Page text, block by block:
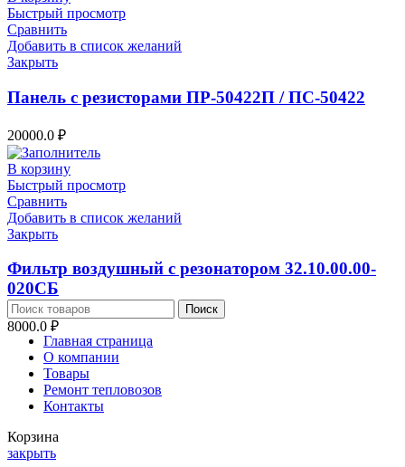
Быстрый просмотр
Сравнить
Добавить в список желаний
Закрыть
Панель с резисторами ПР-50422П / ПС-50422
20000.0 ₽
В корзину
Быстрый просмотр
Сравнить
Добавить в список желаний
Закрыть
Фильтр воздушный с резонатором 32.10.00.00-
020СБ
8000.0 ₽
Поиск
Главная страница
О компании
Товары
Ремонт тепловозов
Контакты
Корзина
закрыть